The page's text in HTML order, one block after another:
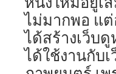
ไม่มากพอ แต่
ได้สร้างเว็บ
ได้ใช้งานกับ